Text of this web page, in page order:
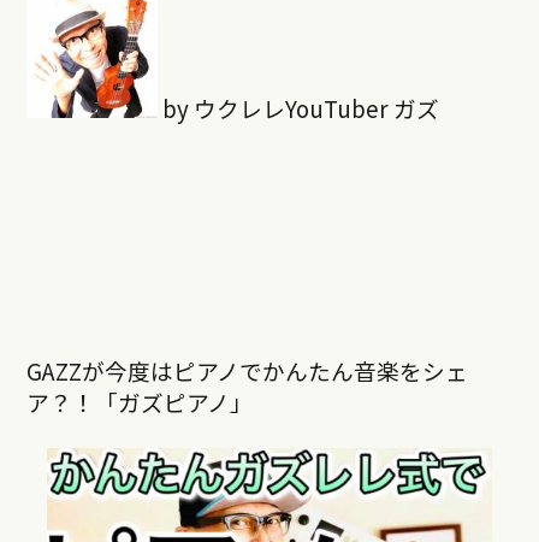
by ウクレレYouTuber ガズ
GAZZが今度はピアノでかんたん音楽をシェ
ア？！「ガズピアノ」